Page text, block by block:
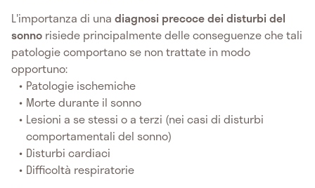
L'importanza di una diagnosi precoce dei disturbi del
sonno risiede principalmente delle conseguenze che tali
patologie comportano se non trattate in modo
opportuno:
Patologie ischemiche
Morte durante il sonno
Lesioni a se stessi o a terzi (nei casi di disturbi
comportamentali del sonno)
Disturbi cardiaci
Difficoltà respiratorie